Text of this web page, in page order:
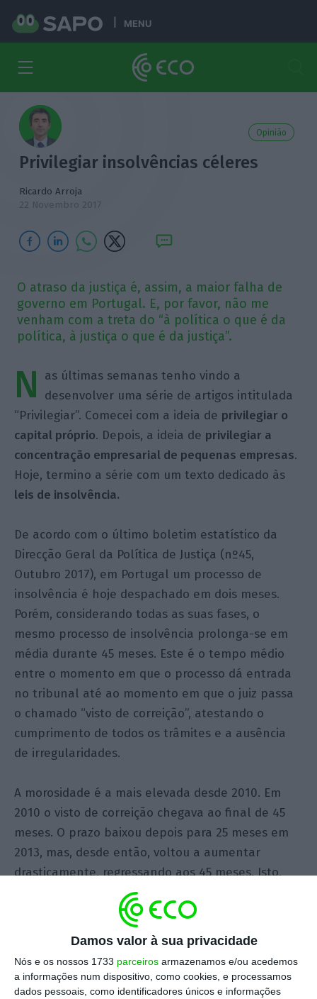
Damos valor à sua privacidade
Nós e os nossos 1733 parceiros armazenamos e/ou acedemos
a informações num dispositivo, como cookies, e processamos
dados pessoais, como identificadores únicos e informações
MENU
Opinião
Privilegiar insolvências céleres
Ricardo Arroja
22 Novembro 2017
O atraso da justiça é, assim, a maior falha de
governo em Portugal. E, por favor, não me
venham com a treta do “à política o que é da
política, à justiça o que é da justiça”.
N
as últimas semanas tenho vindo a
desenvolver uma série de artigos intitulada
“Privilegiar”. Comecei com a ideia de privilegiar o
capital próprio. Depois, a ideia de privilegiar a
concentração empresarial de pequenas empresas.
Hoje, termino a série com um texto dedicado às
leis de insolvência.
De acordo com o último boletim estatístico da
Direcção Geral da Política de Justiça (nº45,
Outubro 2017), em Portugal um processo de
insolvência é hoje despachado em dois meses.
Porém, considerando todas as suas fases, o
mesmo processo de insolvência prolonga-se em
média durante 45 meses. Este é o tempo médio
entre o momento em que o processo dá entrada
no tribunal até ao momento em que o juiz passa
o chamado “visto de correição”, atestando o
cumprimento de todos os trâmites e a ausência
de irregularidades.
A morosidade é a mais elevada desde 2010. Em
2010 o visto de correição chegava ao final de 45
meses. O prazo baixou depois para 25 meses em
2013, mas, desde então, voltou a aumentar
drasticamente, regressando aos 45 meses. Isto,
num contexto de redução global do número de
insolvências registadas em Portugal desde 2013. A
acompanhar este descalabro processual, resta
dizer que a taxa de recuperação de crédito é de
apenas 6,6% de todos os créditos reconhecidos.